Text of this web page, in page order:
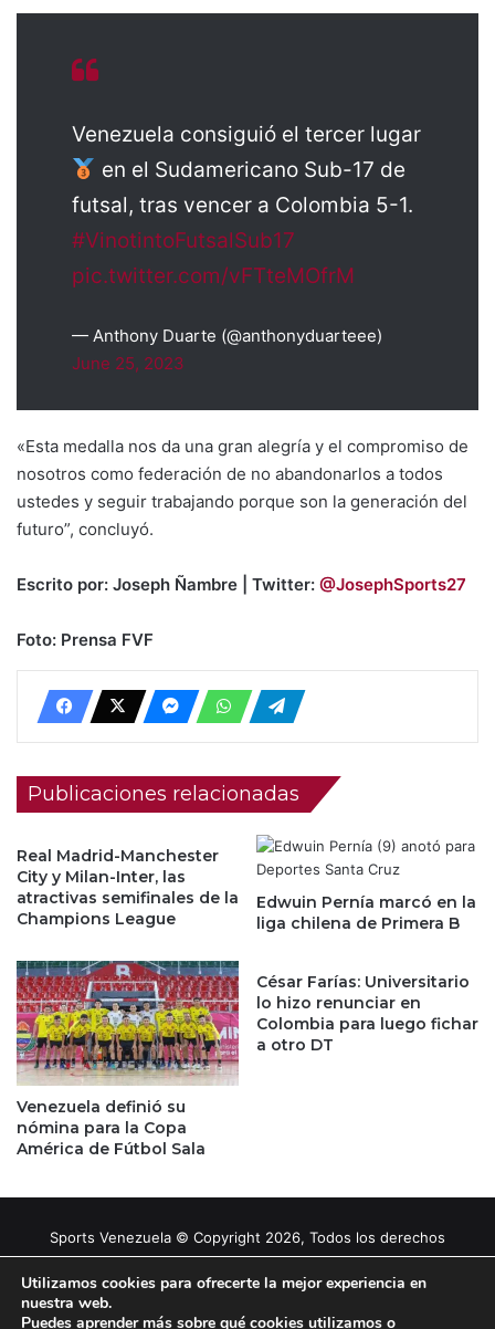
Venezuela consiguió el tercer lugar
en el Sudamericano Sub-17 de
futsal, tras vencer a Colombia 5-1.
#VinotintoFutsalSub17
pic.twitter.com/vFTteMOfrM
— Anthony Duarte (@anthonyduarteee)
June 25, 2023
«Esta medalla nos da una gran alegría y el compromiso de
nosotros como federación de no abandonarlos a todos
ustedes y seguir trabajando porque son la generación del
futuro”, concluyó.
Escrito por: Joseph Ñambre | Twitter: @JosephSports27
Foto: Prensa FVF
Publicaciones relacionadas
Real Madrid-Manchester
City y Milan-Inter, las
atractivas semifinales de la
Champions League
Edwuin Pernía marcó en la
liga chilena de Primera B
Venezuela definió su
nómina para la Copa
América de Fútbol Sala
César Farías: Universitario
lo hizo renunciar en
Colombia para luego fichar
a otro DT
Sports Venezuela © Copyright 2026, Todos los derechos
reservados |
Tema gestionado por Caissa Agency
Utilizamos cookies para ofrecerte la mejor experiencia en
nuestra web.
Puedes aprender más sobre qué cookies utilizamos o